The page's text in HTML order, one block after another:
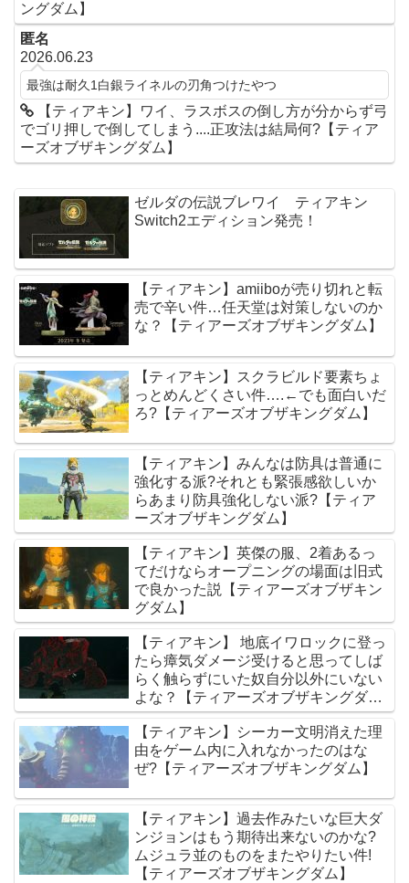
ングダム】
匿名
2026.06.23
最強は耐久1白銀ライネルの刃角つけたやつ
【ティアキン】ワイ、ラスボスの倒し方が分からず弓
でゴリ押しで倒してしまう....正攻法は結局何?【ティア
ーズオブザキングダム】
ゼルダの伝説ブレワイ ティアキン
Switch2エディション発売！
【ティアキン】amiiboが売り切れと転
売で辛い件…任天堂は対策しないのか
な？【ティアーズオブザキングダム】
【ティアキン】スクラビルド要素ちょ
っとめんどくさい件….←でも面白いだ
ろ?【ティアーズオブザキングダム】
【ティアキン】みんなは防具は普通に
強化する派?それとも緊張感欲しいか
らあまり防具強化しない派?【ティア
ーズオブザキングダム】
【ティアキン】英傑の服、2着あるっ
てだけならオープニングの場面は旧式
で良かった説【ティアーズオブザキン
グダム】
【ティアキン】 地底イワロックに登っ
たら瘴気ダメージ受けると思ってしば
らく触らずにいた奴自分以外にいない
よな？【ティアーズオブザキングダ
ム】
【ティアキン】シーカー文明消えた理
由をゲーム内に入れなかったのはな
ぜ?【ティアーズオブザキングダム】
【ティアキン】過去作みたいな巨大ダ
ンジョンはもう期待出来ないのかな?
ムジュラ並のものをまたやりたい件!
【ティアーズオブザキングダム】